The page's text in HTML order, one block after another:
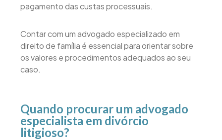
pagamento das custas processuais.
Contar com um advogado especializado em
direito de família é essencial para orientar sobre
os valores e procedimentos adequados ao seu
caso.
Quando procurar um advogado
especialista em divórcio
litigioso?